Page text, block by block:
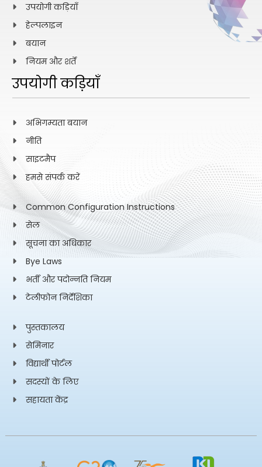
उपयोगी कड़ियाँ
हेल्पलाइन
बयान
नियम और शर्तें
उपयोगी कड़ियाँ
अभिगम्यता बयान
नीति
साइटमैप
हमसे संपर्क करें
Common Configuration Instructions
सेल
सूचना का अधिकार
Bye Laws
भर्ती और पदोन्नति नियम
टेलीफोन निर्देशिका
पुस्तकालय
सेमिनार
विद्यार्थी पोर्टल
सदस्यों के लिए
सहायता केंद्र